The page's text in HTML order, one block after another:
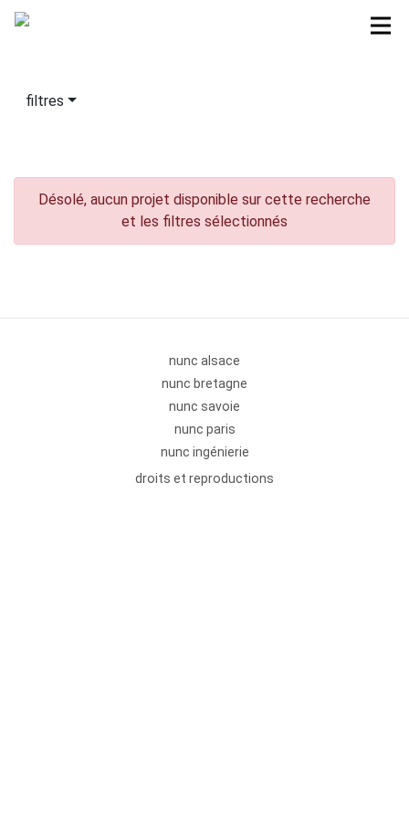
filtres
Désolé, aucun projet disponible sur cette recherche
et les filtres sélectionnés
nunc alsace
nunc bretagne
nunc savoie
nunc paris
nunc ingénierie
droits et reproductions